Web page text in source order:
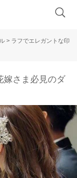
> ラフでエレガントな印
さま必見のダ